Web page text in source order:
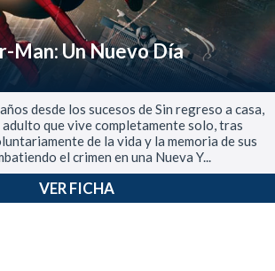
Man: Un Nuevo Día
desde los sucesos de Sin regreso a casa,
que vive completamente solo, tras
de la vida y la memoria de sus
el crimen en una Nueva Y...
VER FICHA